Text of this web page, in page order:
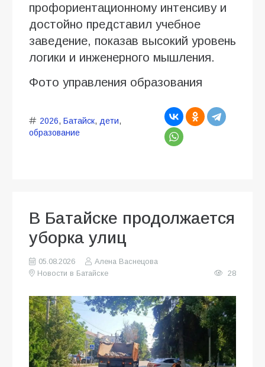
профориентационному интенсиву и
достойно представил учебное
заведение, показав высокий уровень
логики и инженерного мышления.
Фото управления образования
2026, Батайск, дети,
образование
В Батайске продолжается
уборка улиц
05.08.2026
Алена Васнецова
Новости в Батайске
28